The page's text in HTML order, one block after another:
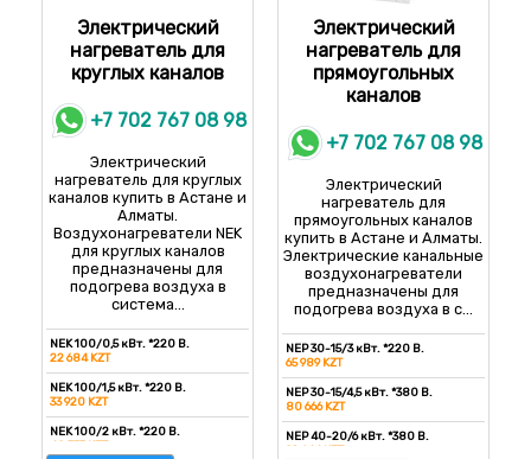
Электрический
нагреватель для
круглых каналов
+7 702 767 08 98
Электрический
нагреватель для круглых
каналов купить в Астане и
Алматы.
Воздухонагреватели NEK
для круглых каналов
предназначены для
подогрева воздуха в
система...
NEK 100/0,5 кВт. *220 В.
22 684 KZT
NEK 100/1,5 кВт. *220 В.
33 920 KZT
NEK 100/2 кВт. *220 В.
40 333 KZT
Электрический
нагреватель для
прямоугольных
каналов
+7 702 767 08 98
Электрический
нагреватель для
прямоугольных каналов
купить в Астане и Алматы.
Электрические канальные
воздухонагреватели
предназначены для
подогрева воздуха в с...
NEP 30-15/3 кВт. *220 В.
65 989 KZT
NEP 30-15/4,5 кВт. *380 В.
80 666 KZT
NEP 40-20/6 кВт. *380 В.
92 644 KZT